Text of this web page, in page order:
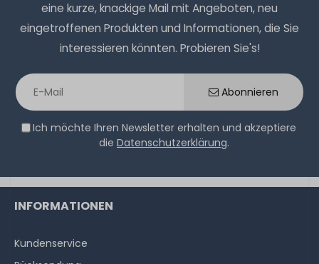
20Stück sofort lieferbar
8,90 € *
1Stück
eine kurze, knackige Mail mit Angeboten, neu
eingetroffenen Produkten und Informationen, die Sie
interessieren könnten. Probieren Sie's!
Abonnieren
Ich möchte Ihren Newsletter erhalten und akzeptiere
die Datenschutzerklärung.
INFORMATIONEN
Kundenservice